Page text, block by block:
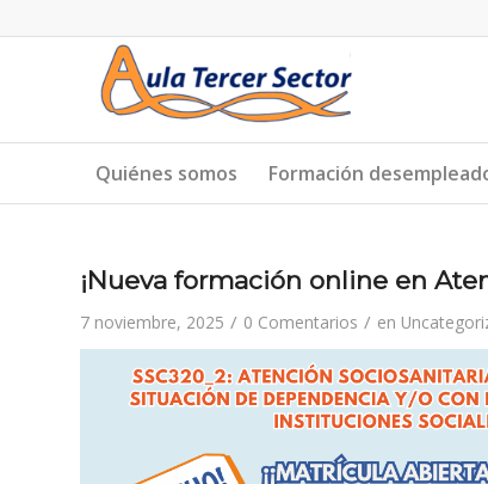
Quiénes somos Formación
¡Nueva formación online en
7 noviembre, 2025 / 0 Comentarios / en